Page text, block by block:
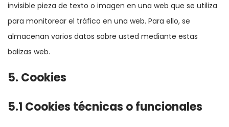
invisible pieza de texto o imagen en una web que se utiliza
para monitorear el tráfico en una web. Para ello, se
almacenan varios datos sobre usted mediante estas
balizas web.
5. Cookies
5.1 Cookies técnicas o funcionales